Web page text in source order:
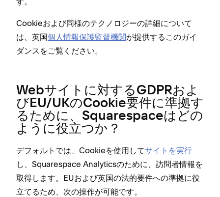
Cookieおよび同様のテクノロジ⁠ーの詳細について
は⁠、英国個人情報保護監督機関が提供するこのガイ
ダンスをご覧ください⁠。
Webサイトに対するGDPRおよ
びEU/UKのCookie要件に準拠す
るために⁠、Squarespaceはどの
ように役立つか⁠？
デフ⁠ォルトでは⁠、Cookieを使用してサイトを実行
し⁠、Squarespace Analyticsのために⁠、訪問者情報を
取得します⁠。EUおよび英国の法的要件への準拠に役
立てるため⁠、次の操作が可能です⁠。